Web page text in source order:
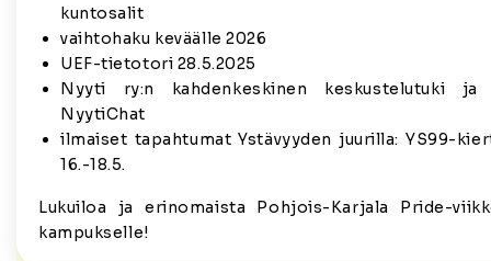
kuntosalit
vaihtohaku keväälle 2026
UEF-tietotori 28.5.2025
Nyyti ry:n kahdenkeskinen keskustelutuki ja
NyytiChat
ilmaiset tapahtumat Ystävyyden juurilla: YS99-
16.-18.5.
Lukuiloa ja erinomaista Pohjois-Karjala Pride-
kampukselle!